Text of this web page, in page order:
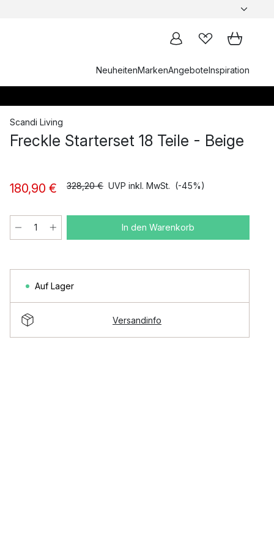
NeuheitenMarkenAngeboteInspiration
Scandi Living
Freckle Starterset 18 Teile - Beige
180,90 € 328,20 € UVP inkl. MwSt. (-45%)
In den Warenkorb
Auf Lager
Versandinfo